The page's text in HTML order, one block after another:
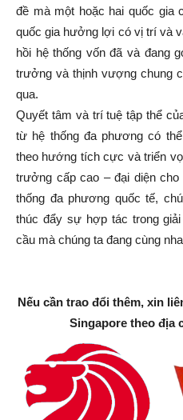
đề mà một hoặc hai quốc gia
quốc gia hưởng lợi có vị trí và
hồi hệ thống vốn đã và đang
trưởng và thịnh vượng chung
qua.
Quyết tâm và trí tuệ tập thể
từ hệ thống đa phương có
theo hướng tích cực và triển
trưởng cấp cao – đại diện
thống đa phương quốc tế,
thúc đẩy sự hợp tác trong
cầu mà chúng ta đang cùng
Nếu cần trao đổi thêm, xin
Singapore theo địa